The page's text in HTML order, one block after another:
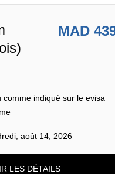
MAD
comme indiqué sur le evisa
août 14, 2026
LES DÉTAILS